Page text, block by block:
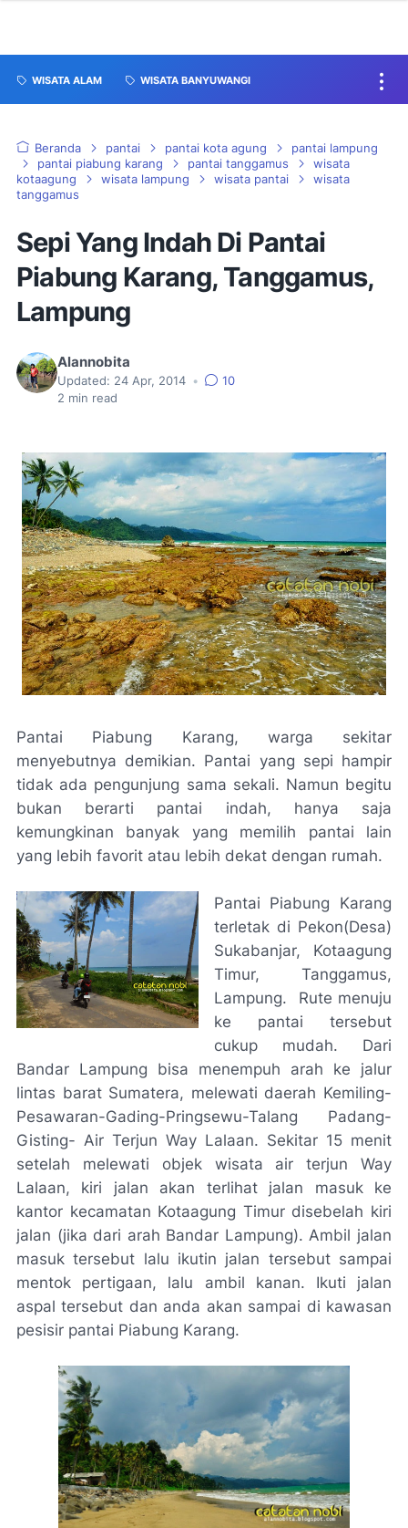
WISATA ALAM WISATA BANYUWANGI
Beranda pantai pantai kota agung
pantai lampung
pantai piabung karang
pantai tanggamus
wisata
kotaagung
wisata lampung wisata pantai
wisata
tanggamus
Sepi Yang Indah Di Pantai
Piabung Karang, Tanggamus,
Lampung
Alannobita
Updated: 24 Apr, 2014 •
10
2 min read
Pantai Piabung Karang, warga sekitar
menyebutnya demikian. Pantai yang sepi hampir
tidak ada pengunjung sama sekali. Namun begitu
bukan berarti pantai indah, hanya saja
kemungkinan banyak yang memilih pantai lain
yang lebih favorit atau lebih dekat dengan rumah.
Pantai Piabung Karang
terletak di Pekon(Desa)
Sukabanjar, Kotaagung
Timur, Tanggamus,
Lampung. Rute menuju
ke pantai tersebut
cukup mudah. Dari
Bandar Lampung bisa menempuh arah ke jalur
lintas barat Sumatera, melewati daerah Kemiling-
Pesawaran-Gading-Pringsewu-Talang Padang-
Gisting- Air Terjun Way Lalaan. Sekitar 15 menit
setelah melewati objek wisata air terjun Way
Lalaan, kiri jalan akan terlihat jalan masuk ke
kantor kecamatan Kotaagung Timur disebelah kiri
jalan (jika dari arah Bandar Lampung). Ambil jalan
masuk tersebut lalu ikutin jalan tersebut sampai
mentok pertigaan, lalu ambil kanan. Ikuti jalan
aspal tersebut dan anda akan sampai di kawasan
pesisir pantai Piabung Karang.